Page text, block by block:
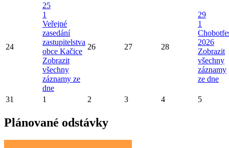
24
25
1
Veřejné
zasedání
zastupitelstva
obce Kačice
Zobrazit
všechny
záznamy ze
dne
26 27 28
29
1
2026
Zobrazit
všechny
záznamy
ze dne
31 1 2 3 4 5
Plánované odstávky